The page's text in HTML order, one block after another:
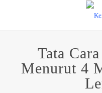
Tata
Menurut 4